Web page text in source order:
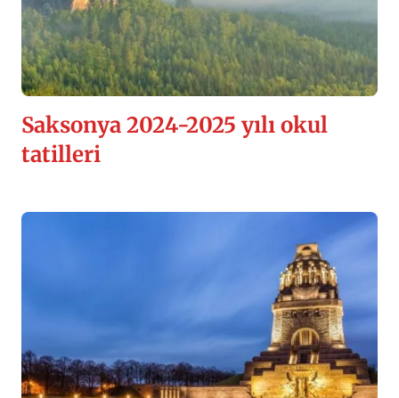
Saksonya 2024-2025 yılı okul
tatilleri